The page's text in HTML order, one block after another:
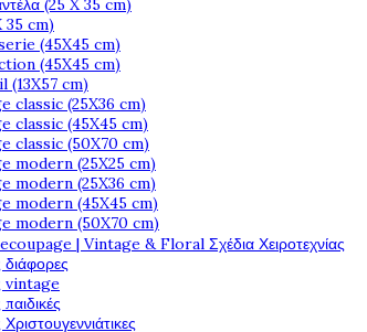
(25 X 35 cm)
35 cm)
(45X45 cm)
(45X45 cm)
(13X57 cm)
classic (25X36 cm)
classic (45X45 cm)
classic (50X70 cm)
modern (25X25 cm)
modern (25X36 cm)
modern (45X45 cm)
modern (50X70 cm)
| Vintage & Floral Σχέδια Χειροτεχνίας
διάφορες
vintage